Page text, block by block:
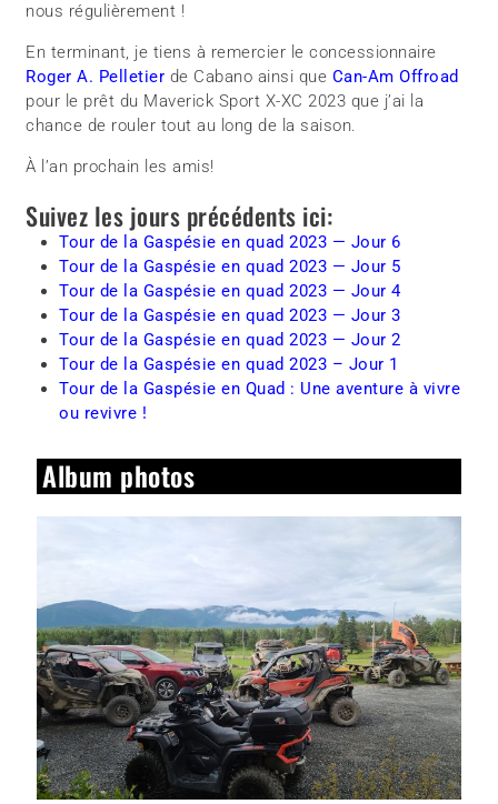
nous régulièrement !
En terminant, je tiens à remercier le concessionnaire
Roger A. Pelletier de Cabano ainsi que Can-Am Offroad
pour le prêt du Maverick Sport X-XC 2023 que j’ai la
chance de rouler tout au long de la saison.
À l’an prochain les amis!
Suivez les jours précédents ici:
Tour de la Gaspésie en quad 2023 — Jour 6
Tour de la Gaspésie en quad 2023 — Jour 5
Tour de la Gaspésie en quad 2023 — Jour 4
Tour de la Gaspésie en quad 2023 — Jour 3
Tour de la Gaspésie en quad 2023 — Jour 2
Tour de la Gaspésie en quad 2023 – Jour 1
Tour de la Gaspésie en Quad : Une aventure à vivre
ou revivre !
Album photos